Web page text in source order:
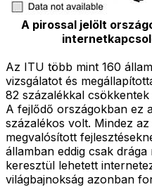
A pirossal jelölt
Az ITU több mint 160
vizsgálatot és
82 százalékkal
A fejlődő országokban ez
százalékos volt. Mindez
megvalósított
államban eddig csak
keresztül lehetett
világbajnokság azonban